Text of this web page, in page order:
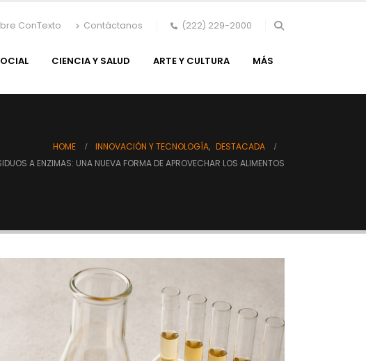
ConTexto Contáctanos (222) 229-2000
CIENCIA Y SALUD ARTE Y CULTURA MÁS
HOME INNOVACIÓN Y TECNOLOGÍA, DESTACADA
A ENZIMAS: UNA NUEVA FORMA DE APROVECHAR LOS ALIMENTOS